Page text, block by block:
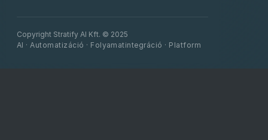
Copyright Stratify AI Kft. © 2025
AI · Automatizáció · Folyamatintegráció · Platform